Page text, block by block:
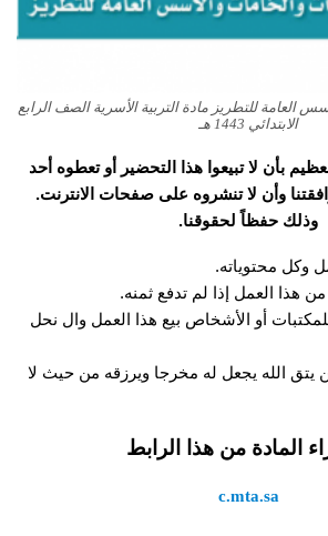
العامة للتطريز مادة التربية الأسرية الصف الرابع
الابتدائي 1443 هـ
بأن لا تبيعوا هذا التحضير أو تعطوه أحد
وأن لا تنشروه على صفحات الانترنت.
وذلك حفظاً لحقوقنا.
وكل محتوياته.
هذا العمل إذا لم تدفع ثمنه.
أو الأشخاص بيع هذا العمل وال نحل
يتق الله يجعل له مخرجا ويرزقه من حيث لا
المادة من هذا الرابط
c.mta.sa